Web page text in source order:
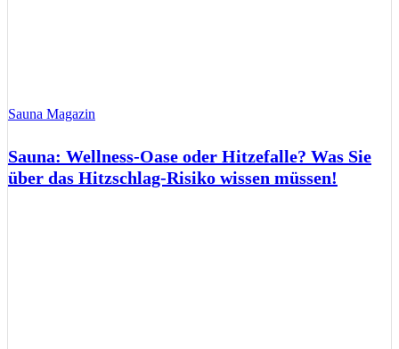
Sauna Magazin
Sauna: Wellness-Oase oder Hitzefalle? Was Sie
über das Hitzschlag-Risiko wissen müssen!